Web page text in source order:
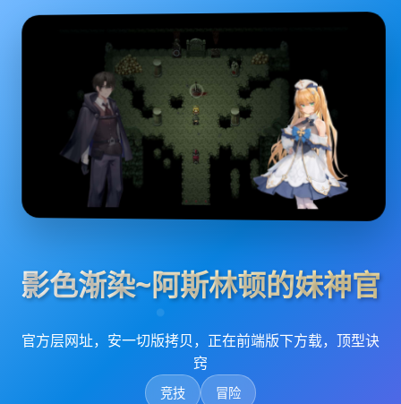
影色渐染~阿斯林顿的妹神官
官方层网址，安一切版拷贝，正在前端版下方载，顶型诀
窍
竞技 冒险